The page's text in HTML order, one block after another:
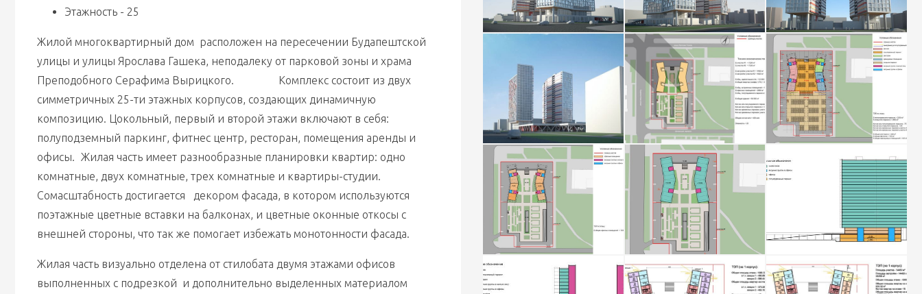
Этажность - 25
Жилой многоквартирный дом  расположен на пересечении Будапештской
улицы и улицы Ярослава Гашека, неподалеку от парковой зоны и храма
Преподобного Серафима Вырицкого.		Комплекс состоит из двух
симметричных 25-ти этажных корпусов, создающих динамичную
композицию. Цокольный, первый и второй этажи включают в себя:
полуподземный паркинг, фитнес центр, ресторан, помещения аренды и
офисы. 	Жилая часть имеет разнообразные планировки квартир: одно
комнатные, двух комнатные, трех комнатные и квартиры-студии.
Сомасштабность достигается   декором фасада, в котором используются
поэтажные цветные вставки на балконах, и цветные оконные откосы с
Жилая часть визуально отделена от стилобата двумя этажами офисов
выполненных с подрезкой  и дополнительно выделенных материалом